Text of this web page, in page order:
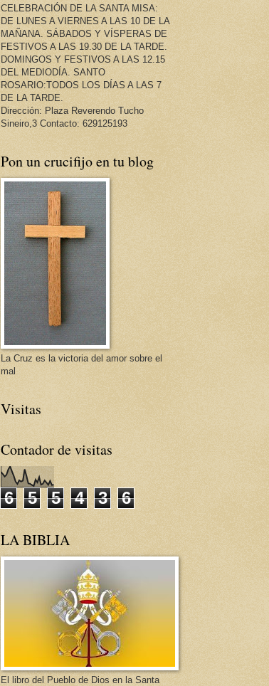
CELEBRACIÓN DE LA SANTA MISA:
DE LUNES A VIERNES A LAS 10 DE LA
MAÑANA. SÁBADOS Y VÍSPERAS DE
FESTIVOS A LAS 19.30 DE LA TARDE.
DOMINGOS Y FESTIVOS A LAS 12.15
DEL MEDIODÍA. SANTO
ROSARIO:TODOS LOS DÍAS A LAS 7
DE LA TARDE.
Dirección: Plaza Reverendo Tucho
Sineiro,3 Contacto: 629125193
Pon un crucifijo en tu blog
La Cruz es la victoria del amor sobre el
mal
Visitas
Contador de visitas
6 5 5 4 3 6
LA BIBLIA
El libro del Pueblo de Dios en la Santa